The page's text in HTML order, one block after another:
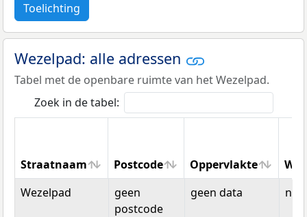
Toelichting
Wezelpad: alle adressen
Tabel met de openbare ruimte van het Wezelpad.
Zoek in de tabel:
Straatnaam Postcode Oppervlakte
Straatnaam
Postcode Oppervlakte
Wezelpad
geen
postcode
geen data